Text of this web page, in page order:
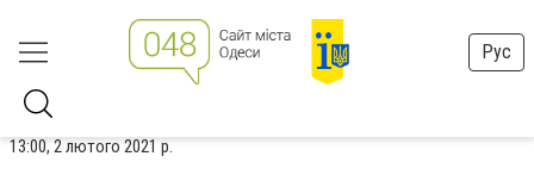
Рус
13:00, 2 лютого 2021 р.